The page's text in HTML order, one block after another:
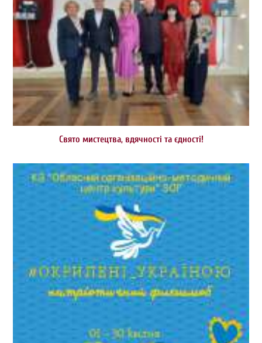
Свято мистецтва, вдячності та єдності!